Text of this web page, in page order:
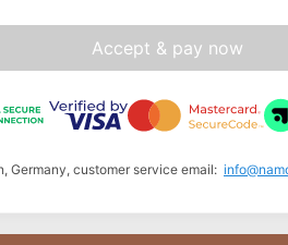
Accept & pay now
Germany, customer service email: